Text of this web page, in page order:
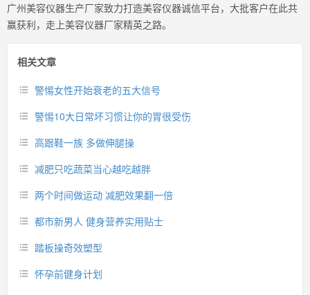
广州美容仪器生产厂家致力打造美容仪器诚信平台，大批客户在此共
赢获利，走上美容仪器厂家精英之路。
相关文章
警惕女性开始衰老的五大信号
警惕10大日常坏习惯让你的胃很受伤
高跟鞋一族 多做伸腿操
减肥只吃蔬菜当心越吃越胖
两个时间做运动 减肥效果翻一倍
都市新男人 健身营养实用贴士
踏板操奇效塑型
怀孕前健身计划